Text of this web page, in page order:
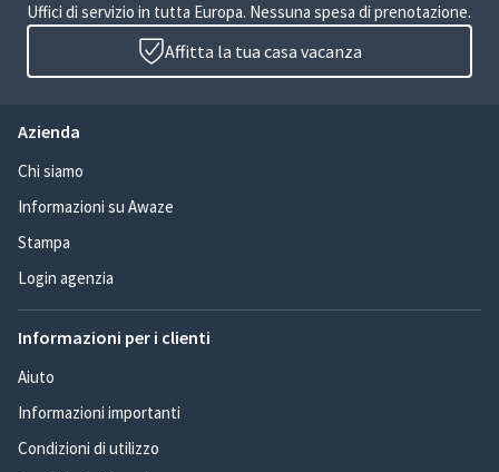
Uffici di servizio in tutta Europa. Nessuna spesa di prenotazione.
Affitta la tua casa vacanza
Azienda
Chi siamo
Informazioni su Awaze
Stampa
Login agenzia
Informazioni per i clienti
Aiuto
Informazioni importanti
Condizioni di utilizzo